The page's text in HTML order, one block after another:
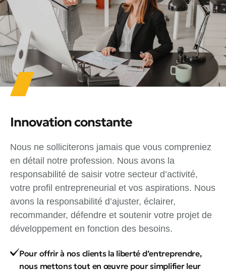
Innovation constante
Nous ne solliciterons jamais que vous compreniez
en détail notre profession. Nous avons la
responsabilité de saisir votre secteur d’activité,
votre profil entrepreneurial et vos aspirations. Nous
avons la responsabilité d’ajuster, éclairer,
recommander, défendre et soutenir votre projet de
développement en fonction des besoins.
Pour offrir à nos clients la liberté d’entreprendre,
nous mettons tout en œuvre pour simplifier leur